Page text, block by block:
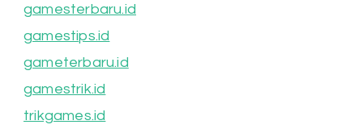
gamesterbaru.id
gamestips.id
gameterbaru.id
gamestrik.id
trikgames.id